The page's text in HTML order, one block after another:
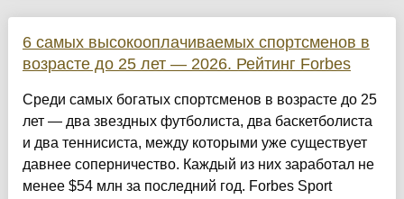
6 самых высокооплачиваемых спортсменов в
возрасте до 25 лет — 2026. Рейтинг Forbes
Среди самых богатых спортсменов в возрасте до 25
лет — два звездных футболиста, два баскетболиста
и два теннисиста, между которыми уже существует
давнее соперничество. Каждый из них заработал не
менее $54 млн за последний год. Forbes Sport